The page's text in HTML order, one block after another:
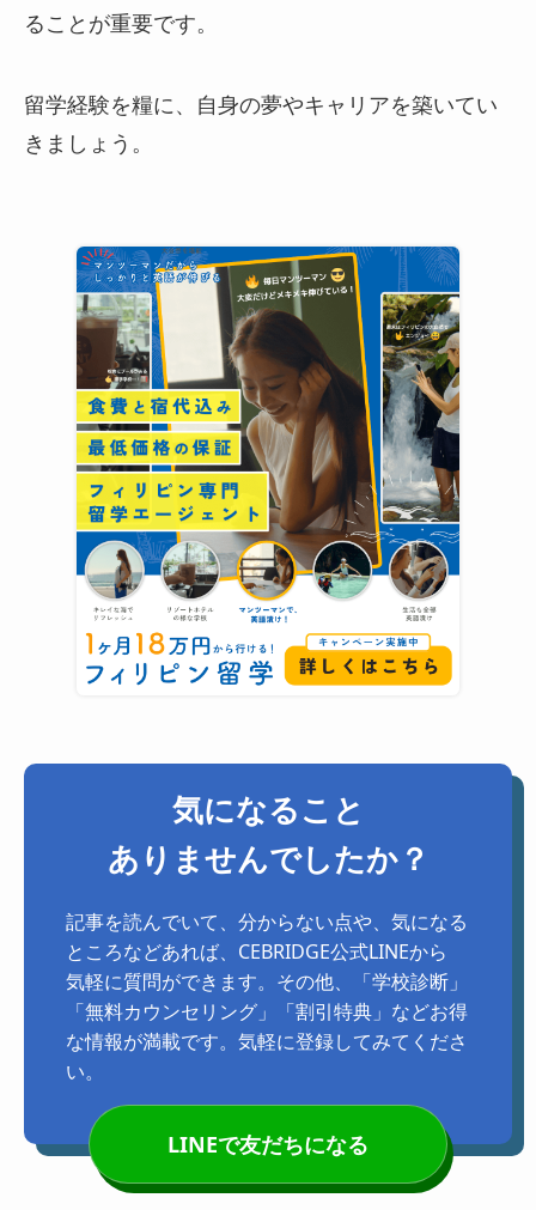
ることが重要です。
留学経験を糧に、自身の夢やキャリアを築いてい
きましょう。
気になること
ありませんでしたか？
記事を読んでいて、分からない点や、気になる
ところなどあれば、CEBRIDGE公式LINEから
気軽に質問ができます。その他、「学校診断」
「無料カウンセリング」「割引特典」などお得
な情報が満載です。気軽に登録してみてくださ
い。
LINEで友だちになる